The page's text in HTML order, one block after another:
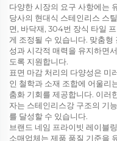
다양한 시장의 요구 사항에는
당사의 현대식 스테인리스 스
면, 바닥재, 304번 장식 타일
게 조정될 수 있습니다. 맞춤
성과 시각적 매력을 유지하면
도록 지원합니다.
표면 마감 처리의 다양성은 미
인 철학과 소재 조합에 어울리
춤화 기회를 제공합니다. 이러
자는 스테인리스강 구조의 기
를 달성할 수 있습니다.
브랜드 네임 프라이빗 레이블
소매업체는 제품 품질 기준을